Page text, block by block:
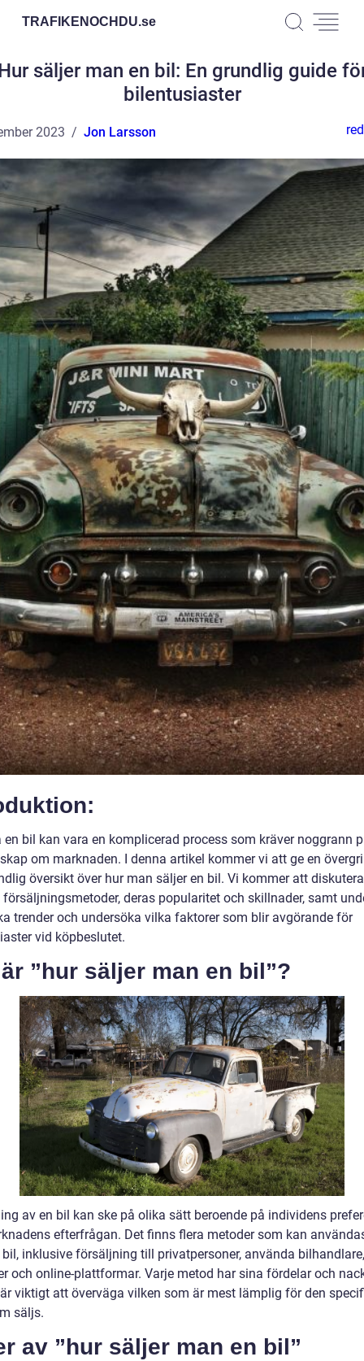
TRAFIKENOCHDU.se
säljer man en bil: En grundlig guide
bilentusiaster
2023 Jon Larsson
en bil kan vara en komplicerad process som kräver noggrann
om marknaden. I denna artikel kommer vi att ge en
översikt över hur man säljer en bil. Vi kommer att
försäljningsmetoder, deras popularitet och skillnader, samt
trender och undersöka vilka faktorer som blir avgörande för
vid köpbeslutet.
”hur säljer man en bil”?
av en bil kan ske på olika sätt beroende på individens
efterfrågan. Det finns flera metoder som kan
inklusive försäljning till privatpersoner, använda bilhandlare,
och online-plattformar. Varje metod har sina fördelar och
viktigt att överväga vilken som är mest lämplig för den
säljs.
av ”hur säljer man en bil”